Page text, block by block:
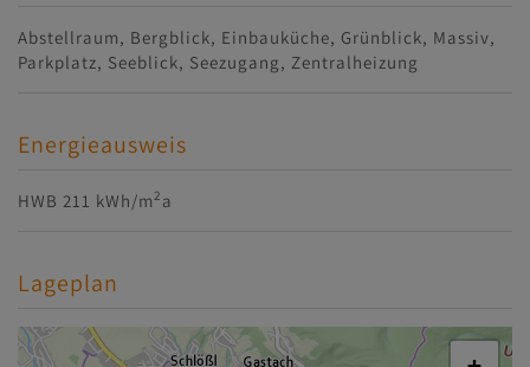
Abstellraum Bergblick Einbauküche Grünblick
Massiv
Parkplatz Seeblick Seezugang Zentralheizung
Energieausweis
HWB 211 kWh/m2 a
Lageplan